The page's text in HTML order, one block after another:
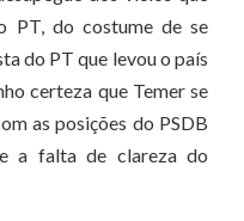
PT, do costume de se
do PT que levou o país
certeza que Temer se
as posições do PSDB
a falta de clareza do